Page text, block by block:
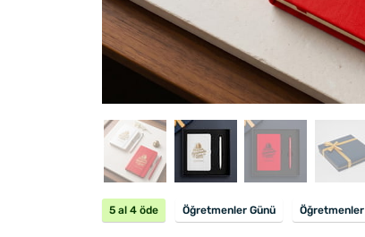
5 al 4 öde Öğretmenler Günü Öğretmenler